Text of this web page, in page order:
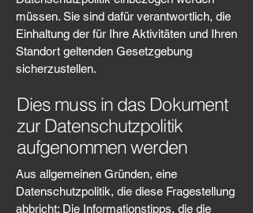
müssen. Sie sind dafür verantwortlich, die
Einhaltung der für Ihre Aktivitäten und Ihren
Standort geltenden Gesetzgebung
sicherzustellen.
Dies muss in das Dokument
zur Datenschutzpolitik
aufgenommen werden
Aus allgemeinen Gründen, eine
Datenschutzpolitik, die diese Fragestellung
abbricht: Die Informationstipps, die die